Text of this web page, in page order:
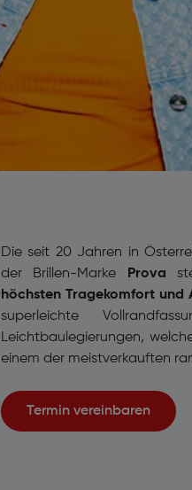
Die seit 20 Jahren in
der Brillen-Marke Prova
höchsten Tragekomfort und
superleichte
Leichtbaulegierungen,
einem der meistverkauften
Termin vereinbaren